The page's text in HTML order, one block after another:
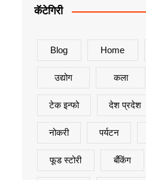
कॅटेगिरी
Blog Home
उद्योग कला
टेक इन्फो देश प्रदेश
नोकरी पर्यटन
फूड स्टोरी बँकिंग